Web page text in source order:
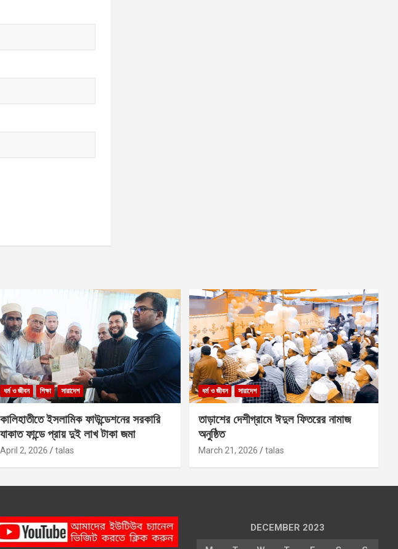
ধর্ম ও জীবন শিক্ষা সারাদেশ
কালিহাতীতে ইসলামিক ফাউন্ডেশনের সরকারি
যাকাত ফান্ডে প্রায় দুই লাখ টাকা জমা
April 2, 2026 talas
ধর্ম ও জীবন সারাদেশ
তাড়াশের দেশীগ্রামে ঈদুল ফিতরের নামাজ
অনুষ্ঠিত
March 21, 2026 talas
DECEMBER 2023